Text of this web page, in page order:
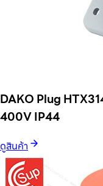
DAKO Plug
400V IP44
ดูสินค้า